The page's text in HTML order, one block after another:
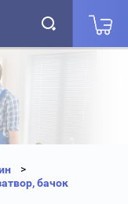
27
35
бачок